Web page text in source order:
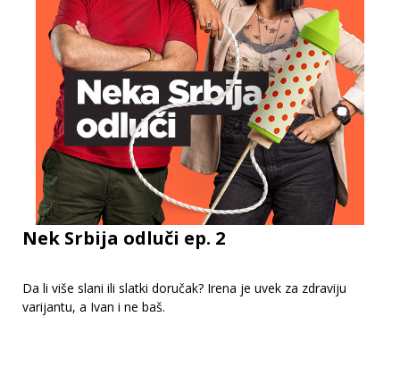
Nek Srbija odluči ep. 2
Da li više slani ili slatki doručak? Irena je uvek za zdraviju
varijantu, a Ivan i ne baš.